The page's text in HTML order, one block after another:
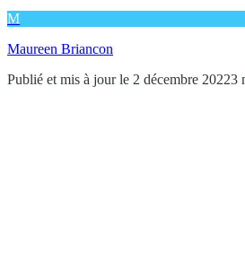
M
Maureen Briancon
Publié et mis à jour le 2 décembre 20223